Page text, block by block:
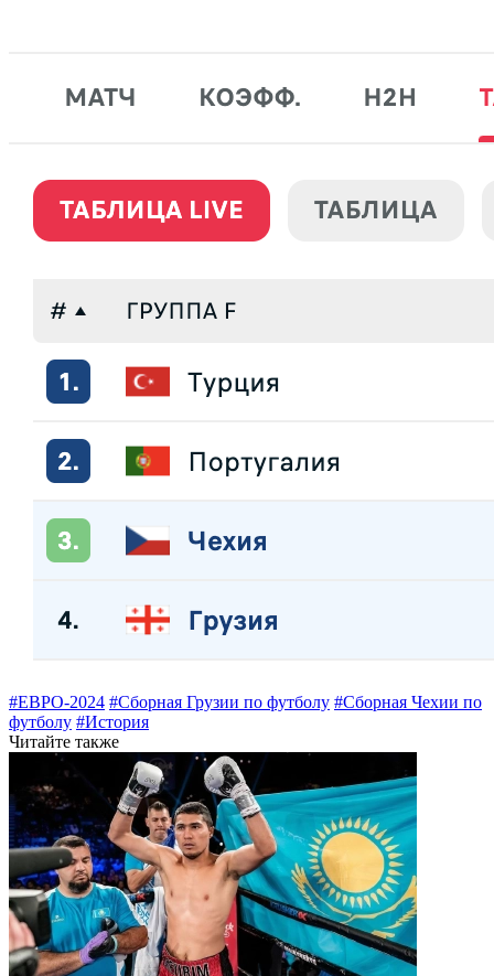
#ЕВРО-2024 #Сборная Грузии по футболу #Сборная Чехии по
футболу #История
Читайте также